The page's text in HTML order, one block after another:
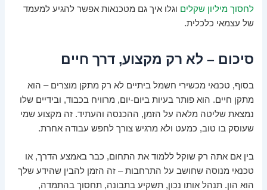
לחסוך מיליון שקלים וגלו איך גם מטכנאות אפשר להגיע למעמד
של עצמאי כלכלית.
סיכום – לא רק מקצוע, דרך חיים
בסוף, טכנאי מכשירי חשמל ביתיים לא רק מתקן מוצרים – הוא
מתקן חיים. הוא פותר בעיות ביום-יום, מרוויח בכבוד, ובידיים שלו
נמצאת שליטה מלאה על הזמן, ההכנסה והעתיד. זה מקצוע שמי
שעוסק בו טוב, כמעט ולא מרגיש צורך לחפש עבודה אחרת.
בין אם אתה רק שוקל ללמוד את התחום, כבר באמצע הדרך, או
טכנאי מנוסה שחושב על התרחבות – זה הזמן להבין שהידע שלך
הוא הון. תנהל אותו נכון, תשקיע בתבונה, תחסוך בהתמדה,